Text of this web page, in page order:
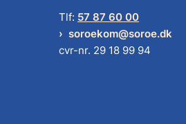
Tlf: 57 87 60 00
soroekom@soroe.dk
cvr-nr. 29 18 99 94